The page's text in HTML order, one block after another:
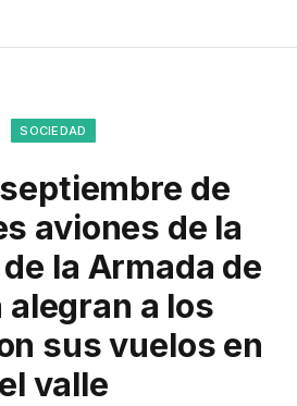
SOCIEDAD
de
aviones de la
la Armada de
alegran a los
sus vuelos en
el valle